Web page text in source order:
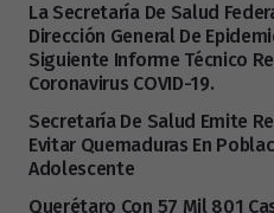
La Secretaría De Salud
Dirección General De
Siguiente Informe Técnico
Coronavirus COVID-19.
Secretaría De Salud Emite
Evitar Quemaduras En
Adolescente
Querétaro Con 57 Mil 801